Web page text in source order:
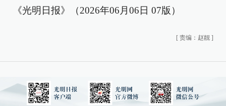
《光明日报》（2026年06月06日 07版）
[ 责编：赵靓 ]